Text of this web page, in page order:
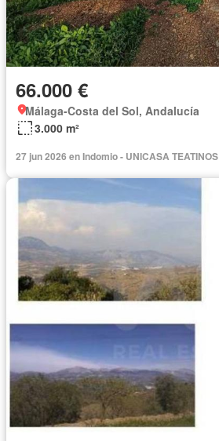
66.000 €
Málaga-Costa del Sol, Andalucía
3.000 m²
27 jun 2026 en Indomio - UNICASA TEATINOS